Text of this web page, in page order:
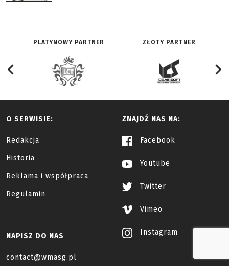
PLATYNOWY PARTNER ZŁOTY PARTNER
O SERWISIE:
Redakcja
Historia
Reklama i współpraca
Regulamin
ZNAJDŹ NAS NA:
Facebook
Youtube
Twitter
Vimeo
Instagram
NAPISZ DO NAS
contact@wmasg.pl